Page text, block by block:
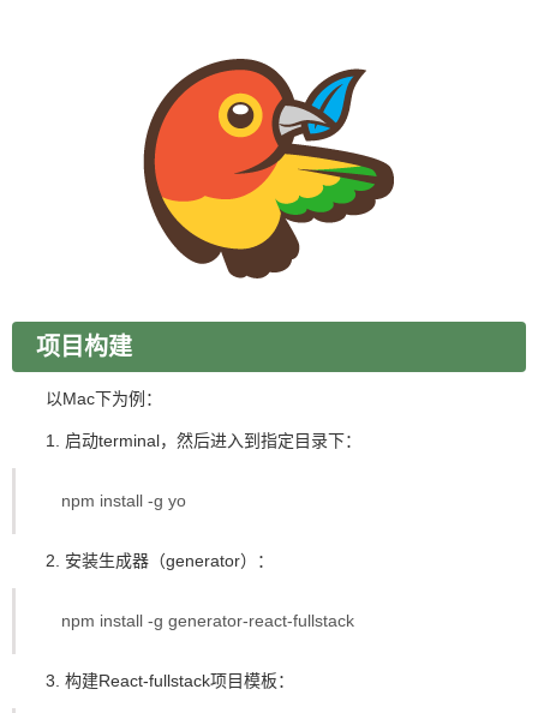
项目构建
以Mac下为例：
1. 启动terminal，然后进入到指定目录下：
npm install -g yo
2. 安装生成器（generator）：
npm install -g generator-react-fullstack
3. 构建React-fullstack项目模板：